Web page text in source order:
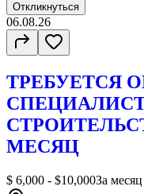
Откликнуться
06.08.26
ТРЕБУЕТСЯ
МЕСЯЦ
$ 6,000 - $10,000За месяц